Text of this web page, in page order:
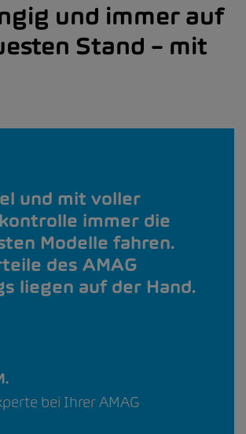
und immer auf
Stand – mit
und mit voller
immer die
Modelle fahren.
des AMAG
liegen auf der Hand.
bei Ihrer AMAG